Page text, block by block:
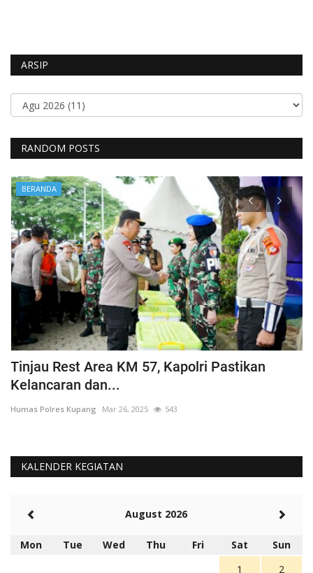
ARSIP
RANDOM POSTS
BERANDA
Tinjau Rest Area KM 57, Kapolri Pastikan
Kelancaran dan...
Humas Polres Kupang Mar 26, 2025 543
KALENDER KEGIATAN
August 2026
Mon Tue Wed Thu Fri Sat
Sun
1
2